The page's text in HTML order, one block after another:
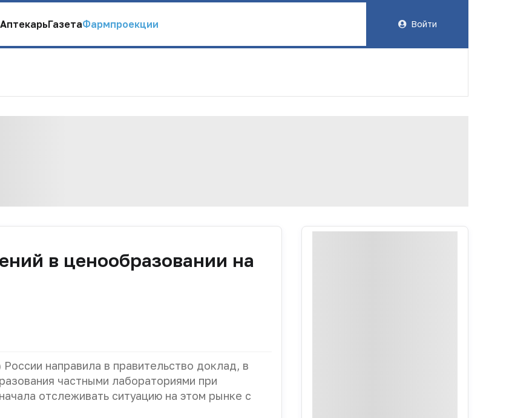
АптекарьГазетаФармпроекции Войти
в ценообразовании на
направила в правительство доклад, в
частными лабораториями при
отслеживать ситуацию на этом рынке с